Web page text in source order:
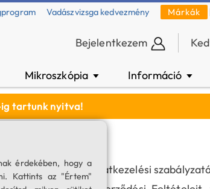
Vadászvizsga kedvezmény Márkák
Bejelentkezem
Mikroszkópia ▼ Információ ▼
tartunk nyitva!
Adatkezelő) adatkezelési
érdekében, hogy a
Kattints az "Értem"